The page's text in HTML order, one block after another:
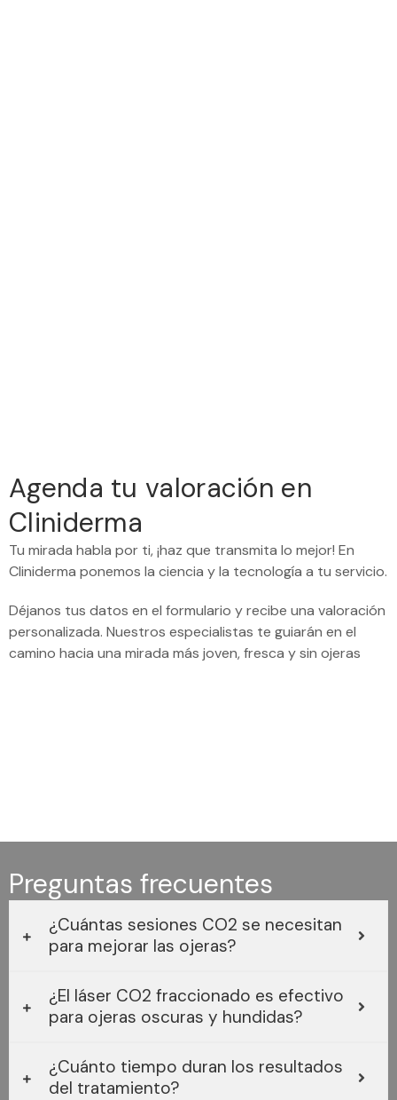
Agenda tu valoración en
Cliniderma
Tu mirada habla por ti, ¡haz que transmita lo mejor! En
Cliniderma ponemos la ciencia y la tecnología a tu servicio.
Déjanos tus datos en el formulario y recibe una valoración
personalizada. Nuestros especialistas te guiarán en el
camino hacia una mirada más joven, fresca y sin ojeras
Preguntas frecuentes
¿Cuántas sesiones CO2 se necesitan
para mejorar las ojeras?
¿El láser CO2 fraccionado es efectivo
para ojeras oscuras y hundidas?
¿Cuánto tiempo duran los resultados
del tratamiento?